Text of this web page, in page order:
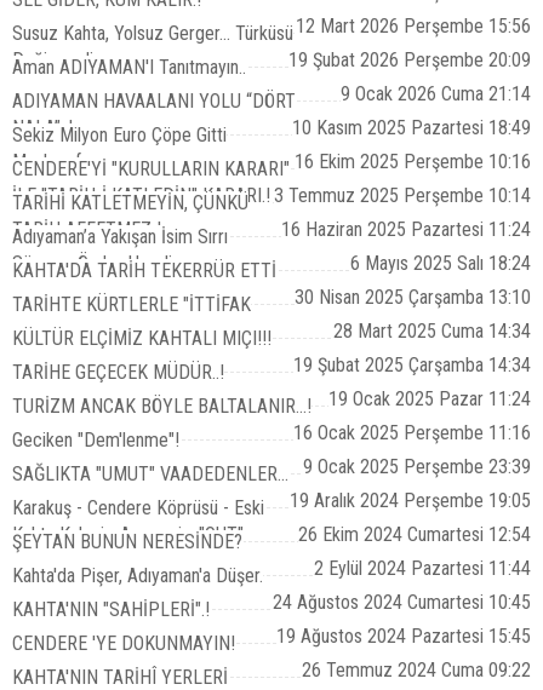
12 Mart 2026 Perşembe 15:56
Susuz Kahta, Yolsuz Gerger... Türküsü
Değişmedi
19 Şubat 2026 Perşembe 20:09
Aman ADIYAMAN'I Tanıtmayın..
9 Ocak 2026 Cuma 21:14
ADIYAMAN HAVAALANI YOLU “DÖRT
NALA”..!
10 Kasım 2025 Pazartesi 18:49
Sekiz Milyon Euro Çöpe Gitti
Maalesef
16 Ekim 2025 Perşembe 10:16
CENDERE'Yİ "KURULLARIN KARARI"
İLE "TARİH-İ KATLEDİN" KARARI.! 3 Temmuz 2025 Perşembe 10:14
TARİHİ KATLETMEYİN, ÇÜNKÜ
TARİH AFFETMEZ !
16 Haziran 2025 Pazartesi 11:24
Adıyaman’a Yakışan İsim Sırrı
Süreyya Önder Havalimanı
6 Mayıs 2025 Salı 18:24
KAHTA'DA TARİH TEKERRÜR ETTİ
30 Nisan 2025 Çarşamba 13:10
TARİHTE KÜRTLERLE "İTTİFAK
28 Mart 2025 Cuma 14:34
KÜLTÜR ELÇİMİZ KAHTALI MIÇI!!!
19 Şubat 2025 Çarşamba 14:34
TARİHE GEÇECEK MÜDÜR..!
19 Ocak 2025 Pazar 11:24
TURİZM ANCAK BÖYLE BALTALANIR…!
16 Ocak 2025 Perşembe 11:16
Geciken "Dem'lenme"!
9 Ocak 2025 Perşembe 23:39
SAĞLIKTA "UMUT" VAADEDENLER...
19 Aralık 2024 Perşembe 19:05
Karakuş - Cendere Köprüsü - Eski
Kahta Kalesi - Arsameia: "OUT"
26 Ekim 2024 Cumartesi 12:54
ŞEYTAN BUNUN NERESİNDE?
2 Eylül 2024 Pazartesi 11:44
Kahta'da Pişer, Adıyaman'a Düşer.
24 Ağustos 2024 Cumartesi 10:45
KAHTA'NIN "SAHİPLERİ".!
19 Ağustos 2024 Pazartesi 15:45
CENDERE 'YE DOKUNMAYIN!
26 Temmuz 2024 Cuma 09:22
KAHTA'NIN TARİHÎ YERLERİ